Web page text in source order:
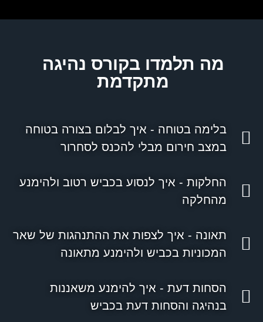
מה תלמדו בקורס נהיגה
מתקדמת
בלימה בטוחה - איך לבלום בצורה בטוחה
במצב חירום מבלי להכנס לסחרור
החלקות - איך לנסוע בכביש רטוב ולהימנע
מהחלקה
תאונה - איך לצפות את ההתנהגות של שאר
המכוניות בכביש ולהימנע מתאונה
הסחות דעת - איך להימנע משאננות
בנהיגה והסחות דעת בכביש